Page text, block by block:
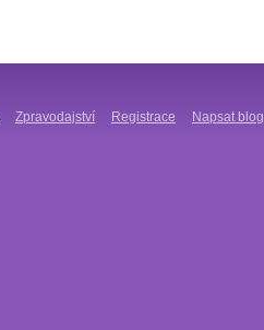
Zpravodajství Registrace Napsat blog